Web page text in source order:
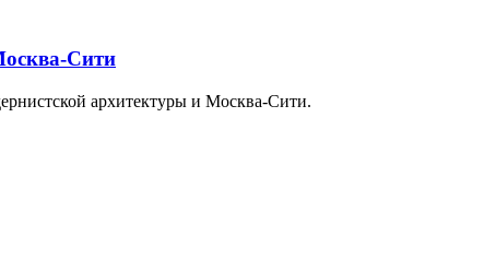
Сити
архитектуры и Москва-Сити.